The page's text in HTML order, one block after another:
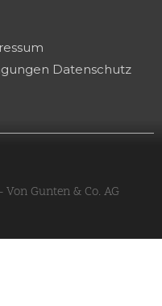
Datenschutz
Gunten & Co. AG